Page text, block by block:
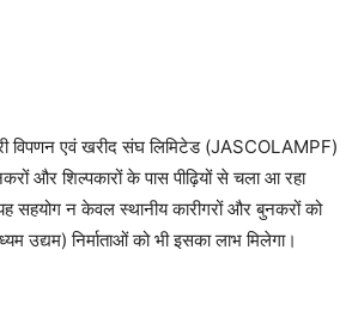
विपणन एवं खरीद संघ लिमिटेड (JASCOLAMPF)
और शिल्पकारों के पास पीढ़ियों से चला आ रहा
सहयोग न केवल स्थानीय कारीगरों और बुनकरों को
निर्माताओं को भी इसका लाभ मिलेगा।